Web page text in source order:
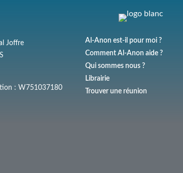
Joffre
: W751037180
Al-Anon est-il pour moi ?
Comment Al-Anon aide ?
Qui sommes nous ?
Librairie
Trouver une réunion